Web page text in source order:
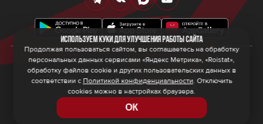
© 2026 ООО ХК «Авангард»
Политика конфиденциальности
Политика обработки персональных данных
Правила программы лояльности
Используем куки для улучшения работы сайта
Продолжая пользоваться сайтом, вы соглашаетесь на обработку
персональных данных сервисами «Яндекс Метрика», «Roistat»,
обработку файлов cookie и других пользовательских данных в
соответствии с Политикой конфиденциальности. Отключить
cookies можно в настройках браузера.
ОК